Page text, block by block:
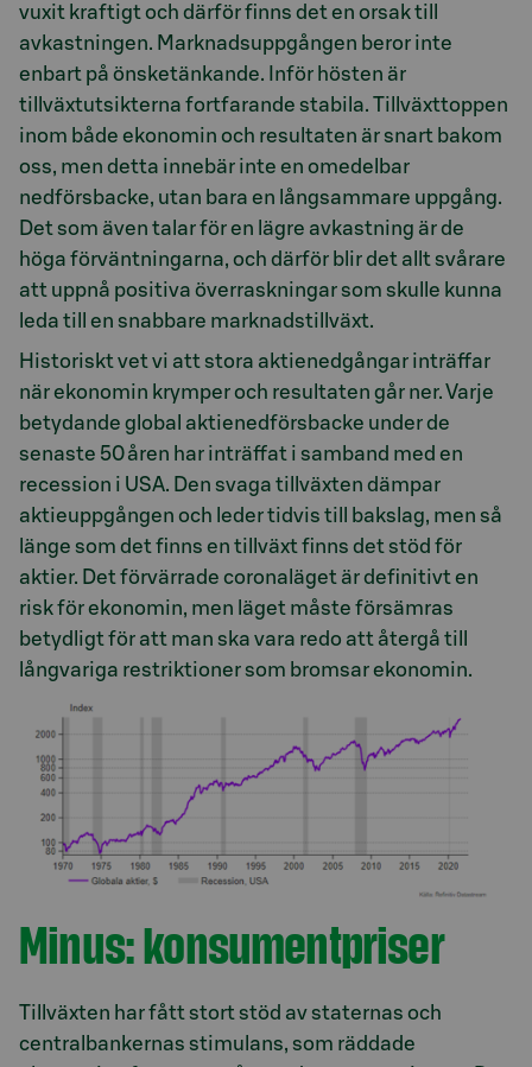
vuxit kraftigt och därför finns det en orsak till
avkastningen. Marknadsuppgången beror inte
enbart på önsketänkande. Inför hösten är
tillväxtutsikterna fortfarande stabila. Tillväxttoppen
inom både ekonomin och resultaten är snart bakom
oss, men detta innebär inte en omedelbar
nedförsbacke, utan bara en långsammare uppgång.
Det som även talar för en lägre avkastning är de
höga förväntningarna, och därför blir det allt svårare
att uppnå positiva överraskningar som skulle kunna
leda till en snabbare marknadstillväxt.
Historiskt vet vi att stora aktienedgångar inträffar
när ekonomin krymper och resultaten går ner. Varje
betydande global aktienedförsbacke under de
senaste 50 åren har inträffat i samband med en
recession i USA. Den svaga tillväxten dämpar
aktieuppgången och leder tidvis till bakslag, men så
länge som det finns en tillväxt finns det stöd för
aktier. Det förvärrade coronaläget är definitivt en
risk för ekonomin, men läget måste försämras
betydligt för att man ska vara redo att återgå till
långvariga restriktioner som bromsar ekonomin.
Minus: konsumentpriser
Tillväxten har fått stort stöd av staternas och
centralbankernas stimulans, som räddade